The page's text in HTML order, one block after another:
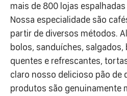
mais de 800 lojas
Nossa especialidade são
partir de diversos métodos.
bolos, sanduíches, salgados,
quentes e refrescantes,
claro nosso delicioso pão de
produtos são genuinamente